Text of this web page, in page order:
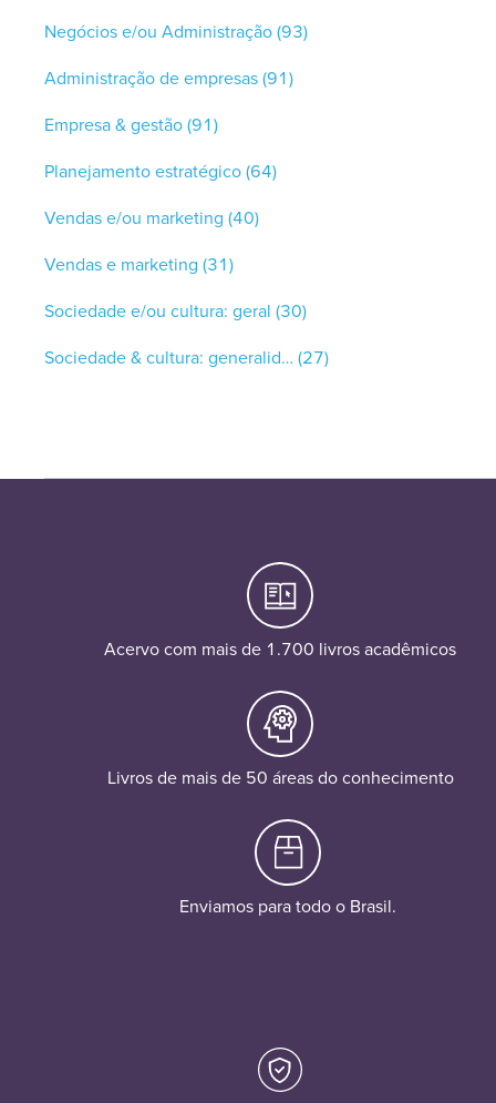
Negócios e/ou Administração(93)
Administração de empresas(91)
Empresa & gestão(91)
Planejamento estratégico(64)
Vendas e/ou marketing (40)
Vendas e marketing (31)
Sociedade e/ou cultura: geral (30)
Sociedade & cultura: generalidades (27)
Acervo com mais de 1.700 livros acadêmicos
Livros de mais de 50 áreas do conhecimento
Enviamos para todo o Brasil.